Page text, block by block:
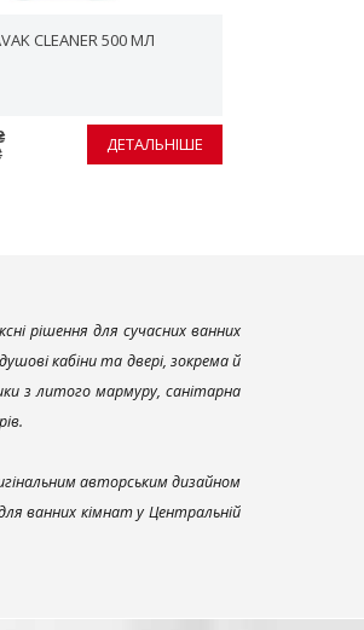
CLEANER 500 МЛ
ДЕТАЛЬНІШЕ
рішення для сучасних ванних
кабіни та двері, зокрема й
з литого мармуру, санітарна
авторським дизайном
ванних кімнат у Центральній